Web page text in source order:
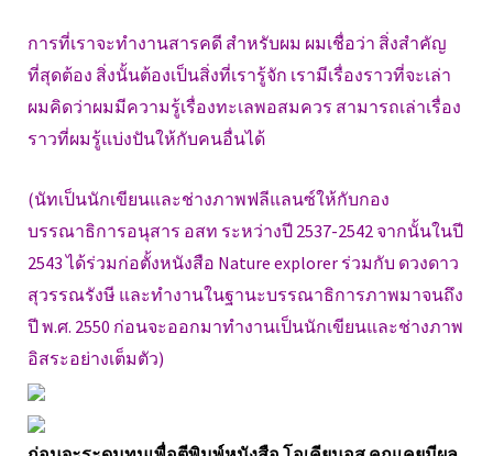
การที่เราจะทำงานสารคดี สำหรับผม ผมเชื่อว่า สิ่งสำคัญ
ที่สุดต้อง สิ่งนั้นต้องเป็นสิ่งที่เรารู้จัก เรามีเรื่องราวที่จะเล่า
ผมคิดว่าผมมีความรู้เรื่องทะเลพอสมควร สามารถเล่าเรื่อง
ราวที่ผมรู้แบ่งปันให้กับคนอื่นได้
(นัทเป็นนักเขียนและช่างภาพฟลีแลนซ์ให้กับกอง
บรรณาธิการอนุสาร อสท ระหว่างปี 2537-2542 จากนั้นในปี
2543 ได้ร่วมก่อตั้งหนังสือ Nature explorer ร่วมกับ ดวงดาว
สุวรรณรังษี และทำงานในฐานะบรรณาธิการภาพมาจนถึง
ปี พ.ศ. 2550 ก่อนจะออกมาทำงานเป็นนักเขียนและช่างภาพ
อิสระอย่างเต็มตัว)